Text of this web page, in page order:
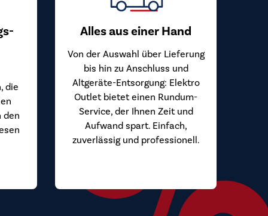
die
den
Alles aus einer Hand
Von der Auswahl über Lieferung
bis hin zu Anschluss und
Altgeräte-Entsorgung: Elektro
Outlet bietet einen Rundum-
Service, der Ihnen Zeit und
Aufwand spart. Einfach,
zuverlässig und professionell.